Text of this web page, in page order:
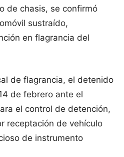
de chasis, se confirmó
sustraído,
en flagrancia del
de flagrancia, el detenido
de febrero ante el
el control de detención,
receptación de vehículo
de instrumento